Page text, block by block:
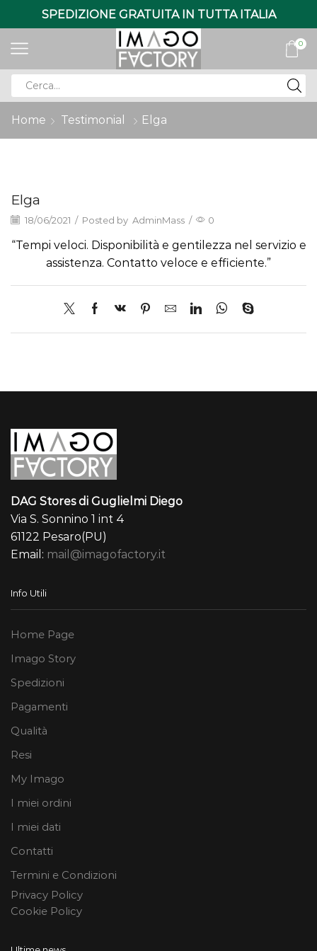
SPEDIZIONE GRATUITA IN TUTTA ITALIA
0
input
Home Testimonial Elga
Elga
18/06/2021 / Posted by AdminMass / 0
“Tempi veloci. Disponibilità e gentilezza nel servizio e
assistenza. Contatto veloce e efficiente.”
DAG Stores di Guglielmi Diego
Via S. Sonnino 1 int 4
61122 Pesaro(PU)
Email: mail@imagofactory.it
Info Utili
Home Page
Imago Story
Spedizioni
Pagamenti
Qualità
Resi
My Imago
I miei ordini
I miei dati
Contatti
Termini e Condizioni
Privacy Policy
Cookie Policy